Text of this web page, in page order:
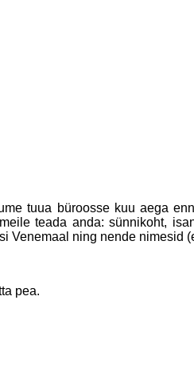
tuua büroosse kuu aega
teada anda: sünnikoht,
ning nende nimesid
pea.